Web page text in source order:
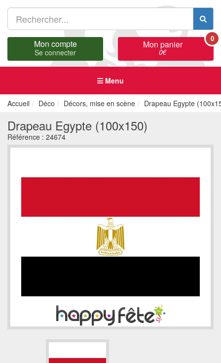
Mon compte
Se connecter
Mon panier
0€
0
Menu
Accueil Déco Décors, mise en scène Drapeau Egypte
Drapeau Egypte (100x150)
Référence : 24674